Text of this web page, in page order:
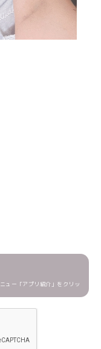
ュー「アプリ紹介」をクリッ